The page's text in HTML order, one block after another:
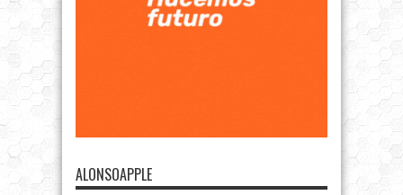
ALONSOAPPLE